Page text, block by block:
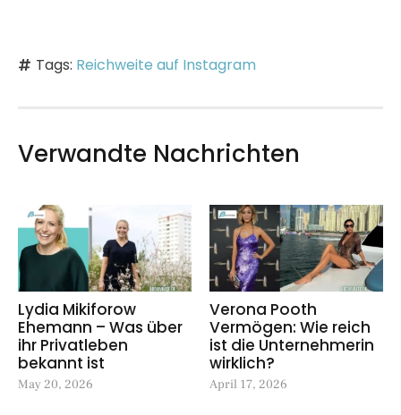
Tags: Reichweite auf Instagram
Verwandte Nachrichten
Lydia Mikiforow
Ehemann – Was über
ihr Privatleben
bekannt ist
May 20, 2026
Verona Pooth
Vermögen: Wie reich
ist die Unternehmerin
wirklich?
April 17, 2026